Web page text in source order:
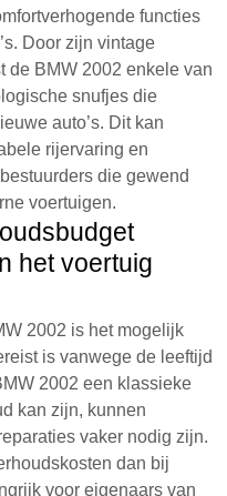
functies
Door zijn vintage
de BMW 2002 enkele van
snufjes die
auto’s. Dit kan
rijervaring en
die gewend
voertuigen.
het voertuig
2002 is het mogelijk
is vanwege de leeftijd
2002 een klassieke
kan zijn, kunnen
vaker nodig zijn.
dan bij
voor eigenaars van